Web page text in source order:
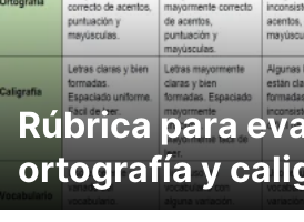
Rúbrica para
ortografía y